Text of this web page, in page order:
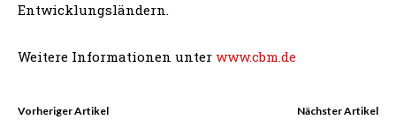
Entwicklungsländern.
Weitere Informationen unter www.cbm.de
Vorheriger Artikel Nächster Artikel